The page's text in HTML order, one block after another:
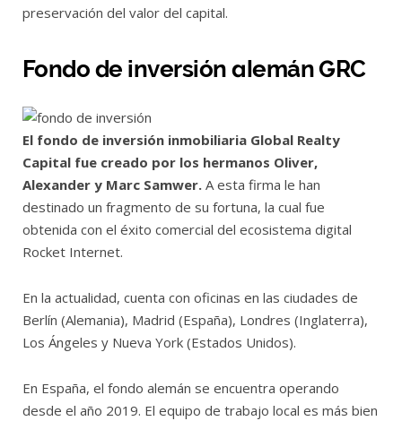
preservación del valor del capital.
Fondo de inversión alemán GRC
El fondo de inversión inmobiliaria Global Realty
Capital fue creado por los hermanos Oliver,
Alexander y Marc Samwer. A esta firma le han
destinado un fragmento de su fortuna, la cual fue
obtenida con el éxito comercial del ecosistema digital
Rocket Internet.
En la actualidad, cuenta con oficinas en las ciudades de
Berlín (Alemania), Madrid (España), Londres (Inglaterra),
Los Ángeles y Nueva York (Estados Unidos).
En España, el fondo alemán se encuentra operando
desde el año 2019. El equipo de trabajo local es más bien